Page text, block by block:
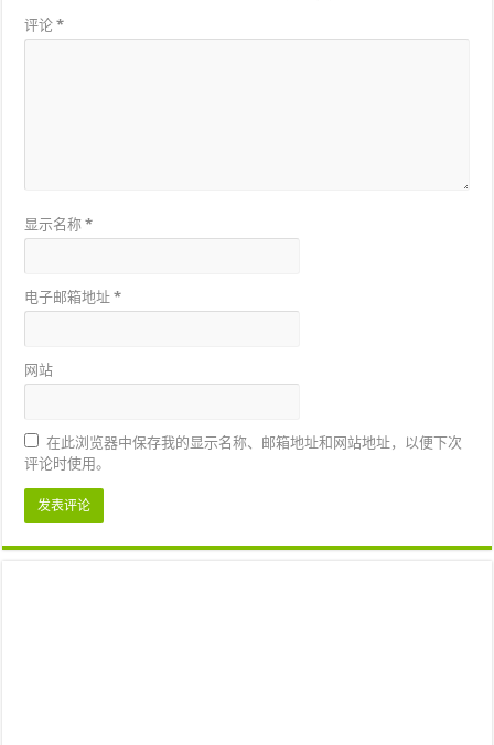
评论*
显示名称*
电子邮箱地址*
网站
在此浏览器中保存我的显示名称、邮箱地址和网站地址，以便下次
评论时使用。